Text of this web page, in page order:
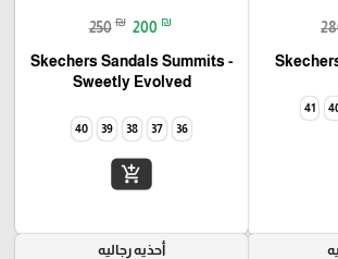
41
250 ₪ 200 ₪
Skechers Sandals Summits -
Sweetly Evolved‏
36
37
38
39
40
add_shopping_cart
أحذيه رجاليه